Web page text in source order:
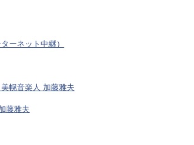
ーネット中継）
幌音楽人 加藤雅夫
藤雅夫